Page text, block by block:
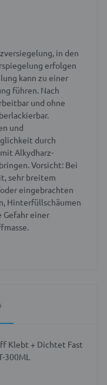
in den
erfolgen
kann zu einer
führen. Nach
und ohne
und
durch
Alkydharz-
Vorsicht: Bei
sehr breitem
eingebrachten
Hinterfüllschäumen
einer
Klebt + Dichtet Fast
300ML